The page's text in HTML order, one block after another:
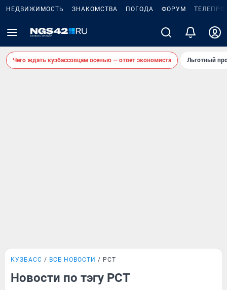
НЕДВИЖИМОСТЬ ЗНАКОМСТВА ПОГОДА ФОРУМ
Чего ждать кузбассовцам осенью — ответ экономиста Льготный
КУЗБАСС ВСЕ НОВОСТИ РСТ
Новости по тэгу РСТ